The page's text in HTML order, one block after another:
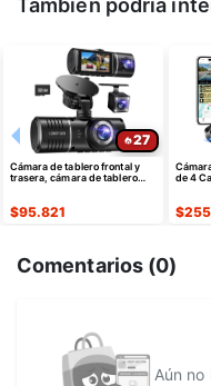
También podría
27
Cámara de tablero frontal y
trasera, cámara de tablero
$95.821
de 4
$
Comentarios (0)
Aún no